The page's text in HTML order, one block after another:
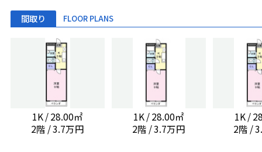
間取り FLOOR PLANS
1K / 28.00㎡
2階 / 3.7万円
1K / 28.00㎡
2階 / 3.7万円
1K /
2階 /